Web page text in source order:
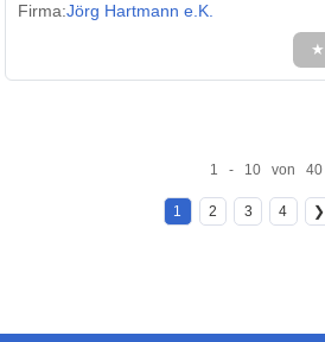
Firma:Jörg Hartmann e.K.
★
1 - 10 von 40
1 2 3 4 ❯